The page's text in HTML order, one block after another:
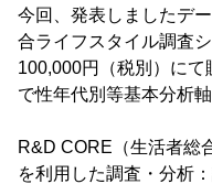
今回、発表しましたデ
合ライフスタイル調査
100,000円（税別）にて
で性年代別等基本分析
R&D CORE（生活者総
を利用した調査・分析